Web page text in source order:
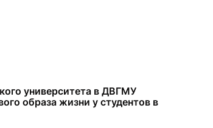
университета в ДВГМУ
образа жизни у студентов в